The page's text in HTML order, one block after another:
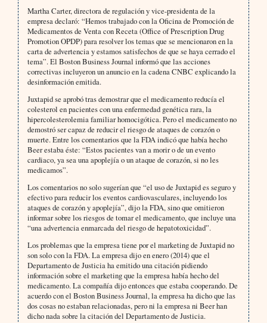
Martha Carter, directora de regulación y vice-presidenta de la
empresa declaró: “Hemos trabajado con la Oficina de Promoción de
Medicamentos de Venta con Receta (Office of Prescription Drug
Promotion OPDP) para resolver los temas que se mencionaron en la
carta de advertencia y estamos satisfechos de que se haya cerrado el
tema”. El Boston Business Journal informó que las acciones
correctivas incluyeron un anuncio en la cadena CNBC explicando la
desinformación emitida.
Juxtapid se aprobó tras demostrar que el medicamento reducía el
colesterol en pacientes con una enfermedad genética rara, la
hipercolesterolemia familiar homocigótica. Pero el medicamento no
demostró ser capaz de reducir el riesgo de ataques de corazón o
muerte. Entre los comentarios que la FDA indicó que había hecho
Beer estaba éste: “Estos pacientes van a morir o de un evento
cardiaco, ya sea una apoplejía o un ataque de corazón, si no les
medicamos”.
Los comentarios no solo sugerían que “el uso de Juxtapid es seguro y
efectivo para reducir los eventos cardiovasculares, incluyendo los
ataques de corazón y apoplejía”, dijo la FDA, sino que omitieron
informar sobre los riesgos de tomar el medicamento, que incluye una
“una advertencia enmarcada del riesgo de hepatotoxicidad”.
Los problemas que la empresa tiene por el marketing de Juxtapid no
son solo con la FDA. La empresa dijo en enero (2014) que el
Departamento de Justicia ha emitido una citación pidiendo
información sobre el marketing que la empresa había hecho del
medicamento. La compañía dijo entonces que estaba cooperando. De
acuerdo con el Boston Business Journal, la empresa ha dicho que las
dos cosas no estaban relacionadas, pero ni la empresa ni Beer han
dicho nada sobre la citación del Departamento de Justicia.